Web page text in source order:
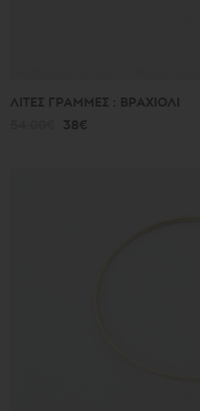
ΛΙΤΕΣ ΓΡΑΜΜΕΣ : ΒΡΑΧΙΟΛΙ
38€